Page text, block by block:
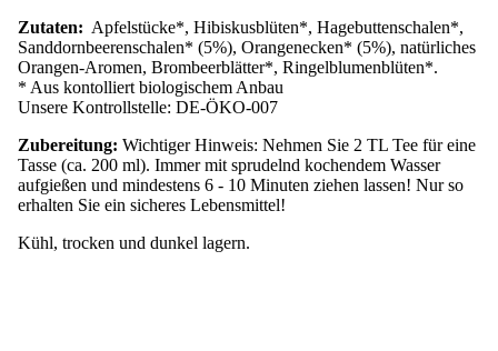
Zutaten: Apfelstücke*, Hibiskusblüten*, Hagebuttenschalen*,
Sanddornbeerenschalen* (5%), Orangenecken* (5%), natürliches
Orangen-Aromen, Brombeerblätter*, Ringelblumenblüten*.
* Aus kontolliert biologischem Anbau
Unsere Kontrollstelle: DE-ÖKO-007
Zubereitung: Wichtiger Hinweis: Nehmen Sie 2 TL Tee für eine
Tasse (ca. 200 ml). Immer mit sprudelnd kochendem Wasser
aufgießen und mindestens 6 - 10 Minuten ziehen lassen! Nur so
erhalten Sie ein sicheres Lebensmittel!
Kühl, trocken und dunkel lagern.